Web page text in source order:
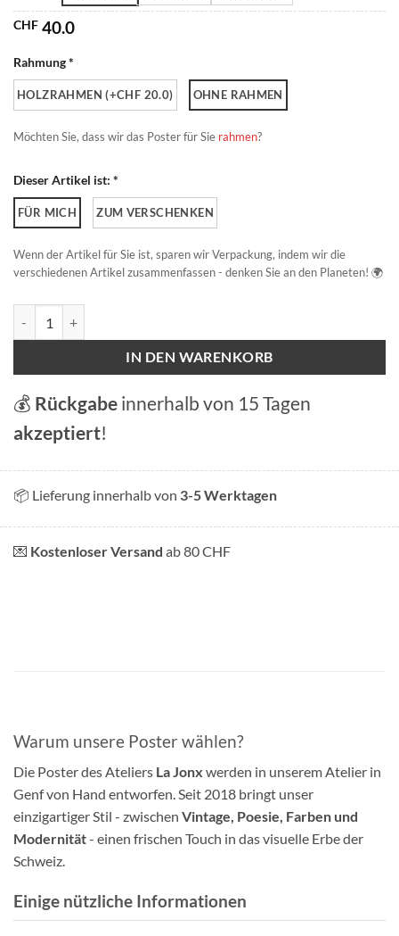
CHF 40.0
Rahmung *
HOLZRAHMEN (+CHF 20.0) OHNE RAHMEN
Möchten Sie, dass wir das Poster für Sie rahmen?
Dieser Artikel ist: *
FÜR MICH ZUM VERSCHENKEN
Wenn der Artikel für Sie ist, sparen wir Verpackung, indem wir die
verschiedenen Artikel zusammenfassen - denken Sie an den Planeten! 🌍
IN DEN WARENKORB
💰 Rückgabe innerhalb von 15 Tagen
akzeptiert!
📦 Lieferung innerhalb von 3-5 Werktagen
💌 Kostenloser Versand ab 80 CHF
Warum unsere Poster wählen?
Die Poster des Ateliers La Jonx werden in unserem Atelier in
Genf von Hand entworfen. Seit 2018 bringt unser
einzigartiger Stil - zwischen Vintage, Poesie, Farben und
Modernität- einen frischen Touch in das visuelle Erbe der
Schweiz.
Einige nützliche Informationen